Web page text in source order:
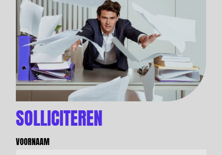
SOLLICITEREN
VOORNAAM